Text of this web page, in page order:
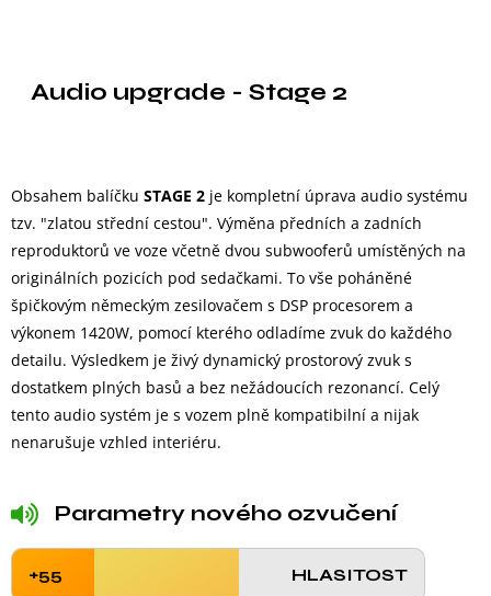
Audio upgrade - Stage 2
Obsahem balíčku STAGE 2 je kompletní úprava audio systému
tzv. "zlatou střední cestou". Výměna předních a zadních
reproduktorů ve voze včetně dvou subwooferů umístěných na
originálních pozicích pod sedačkami. To vše poháněné
špičkovým německým zesilovačem s DSP procesorem a
výkonem 1420W, pomocí kterého odladíme zvuk do každého
detailu. Výsledkem je živý dynamický prostorový zvuk s
dostatkem plných basů a bez nežádoucích rezonancí. Celý
tento audio systém je s vozem plně kompatibilní a nijak
nenarušuje vzhled interiéru.
Parametry nového ozvučení
HLASITOST
+55